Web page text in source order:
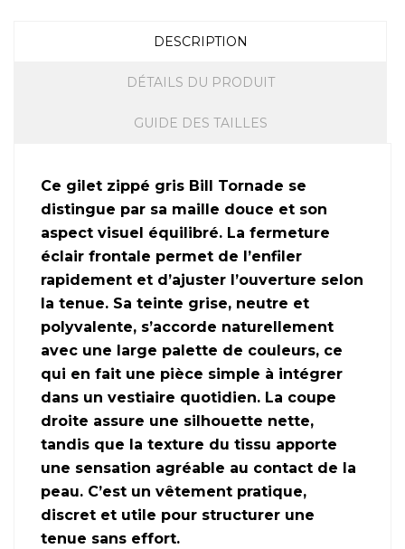
DESCRIPTION
DÉTAILS DU PRODUIT
GUIDE DES TAILLES
Ce gilet zippé gris Bill Tornade se
distingue par sa maille douce et son
aspect visuel équilibré. La fermeture
éclair frontale permet de l’enfiler
rapidement et d’ajuster l’ouverture selon
la tenue. Sa teinte grise, neutre et
polyvalente, s’accorde naturellement
avec une large palette de couleurs, ce
qui en fait une pièce simple à intégrer
dans un vestiaire quotidien. La coupe
droite assure une silhouette nette,
tandis que la texture du tissu apporte
une sensation agréable au contact de la
peau. C’est un vêtement pratique,
discret et utile pour structurer une
tenue sans effort.